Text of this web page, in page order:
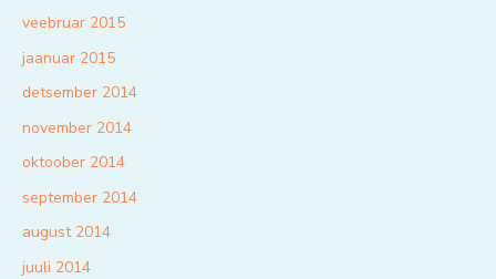
veebruar 2015
jaanuar 2015
detsember 2014
november 2014
oktoober 2014
september 2014
august 2014
juuli 2014